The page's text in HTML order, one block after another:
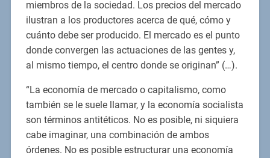
miembros de la sociedad. Los precios del mercado
ilustran a los productores acerca de qué, cómo y
cuánto debe ser producido. El mercado es el punto
donde convergen las actuaciones de las gentes y,
al mismo tiempo, el centro donde se originan” (…).
“La economía de mercado o capitalismo, como
también se le suele llamar, y la economía socialista
son términos antitéticos. No es posible, ni siquiera
cabe imaginar, una combinación de ambos
órdenes. No es posible estructurar una economía